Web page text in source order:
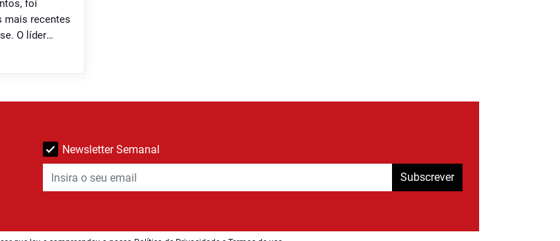
foi
mais recentes
O líder
. “Estarei
Newsletter Semanal
Subscrever